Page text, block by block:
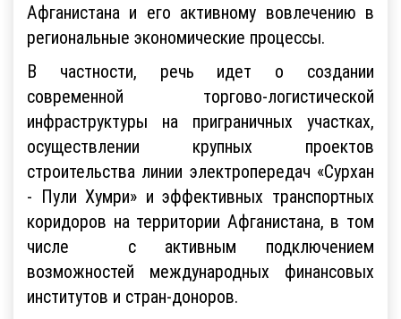
Афганистана и его активному вовлечению в
региональные экономические процессы.
В частности, речь идет о создании
современной торгово-логистической
инфраструктуры на приграничных участках,
осуществлении крупных проектов
строительства линии электропередач «Сурхан
- Пули Хумри» и эффективных транспортных
коридоров на территории Афганистана, в том
числе с активным подключением
возможностей международных финансовых
институтов и стран-доноров.